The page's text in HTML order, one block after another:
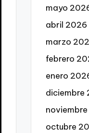
mayo
abril 2026
marzo
febrero
enero
diciembre
octubre